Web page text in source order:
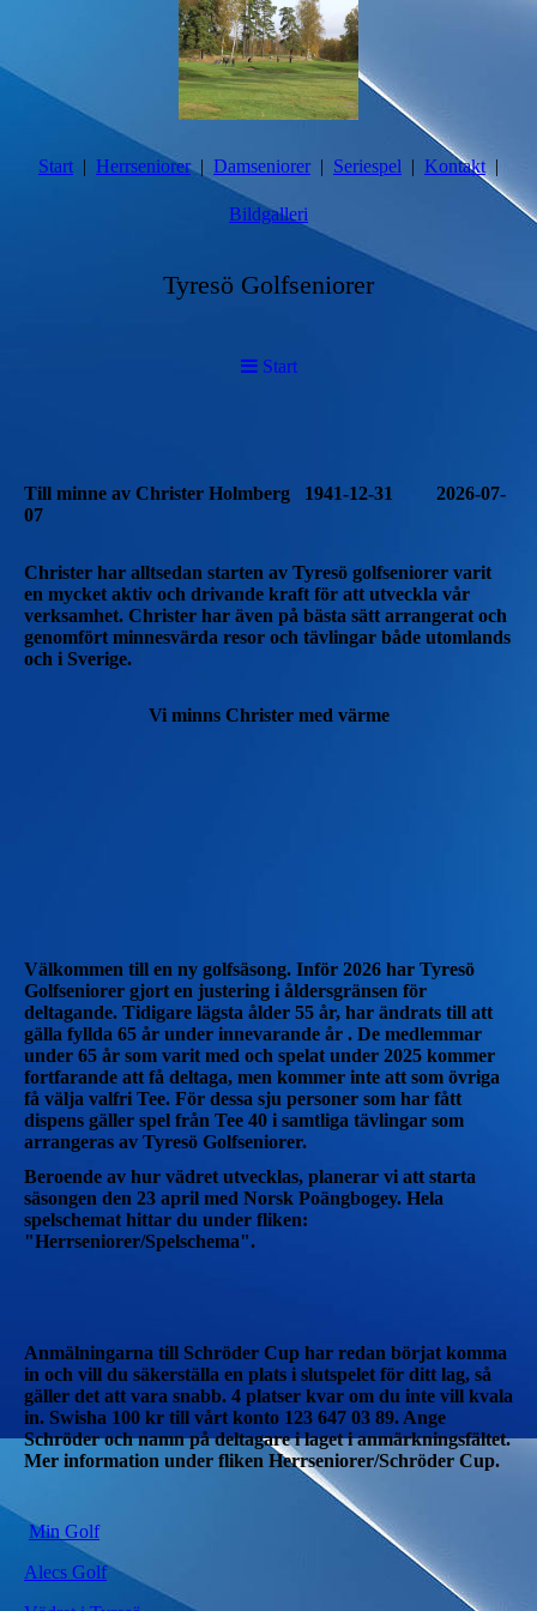
Start Herrseniorer Damseniorer Seriespel Kontakt
Bildgalleri
Tyresö Golfseniorer
Start
Till minne av Christer Holmberg 1941-12-31 2026-07-
07
Christer har alltsedan starten av Tyresö golfseniorer varit
en mycket aktiv och drivande kraft för att utveckla vår
verksamhet. Christer har även på bästa sätt arrangerat och
genomfört minnesvärda resor och tävlingar både utomlands
och i Sverige.
Vi minns Christer med värme
Välkommen till en ny golfsäsong. Inför 2026 har Tyresö
Golfseniorer gjort en justering i åldersgränsen för
deltagande. Tidigare lägsta ålder 55 år, har ändrats till att
gälla fyllda 65 år under innevarande år . De medlemmar
under 65 år som varit med och spelat under 2025 kommer
fortfarande att få deltaga, men kommer inte att som övriga
få välja valfri Tee. För dessa sju personer som har fått
dispens gäller spel från Tee 40 i samtliga tävlingar som
arrangeras av Tyresö Golfseniorer.
Beroende av hur vädret utvecklas, planerar vi att starta
säsongen den 23 april med Norsk Poängbogey. Hela
spelschemat hittar du under fliken:
"Herrseniorer/Spelschema".
Anmälningarna till Schröder Cup har redan börjat komma
in och vill du säkerställa en plats i slutspelet för ditt lag, så
gäller det att vara snabb. 4 platser kvar om du inte vill kvala
in. Swisha 100 kr till vårt konto 123 647 03 89. Ange
Schröder och namn på deltagare i laget i anmärkningsfältet.
Mer information under fliken Herrseniorer/Schröder Cup.
Min Golf
Alecs Golf